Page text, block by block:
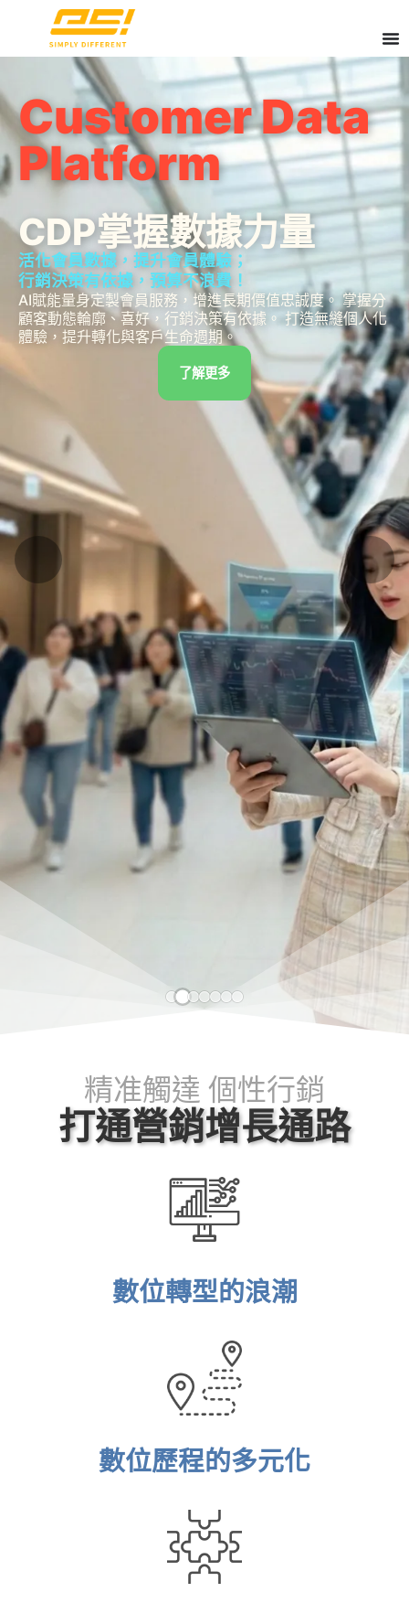
OMO:線上線下整合行銷
方案
串連門市、LINE OA與電商，讓流
量到店、成交在線上線下同步發生
立刻了解
Customer Data
Platform
CDP掌握數據力量
活化會員數據，提升會員體驗；
行銷決策有依據，預算不浪費！
AI賦能量身定製會員服務，增進長期價值忠誠度。 掌握分
顧客動態輪廓、喜好，行銷決策有依據。 打造無縫個人化
體驗，提升轉化與客戶生命週期。
了解更多
全方位的LINE 行銷解決
方案
透過LINE官方帳號的個
人化互動，打造集客、
引流、轉換的流量池
提供訪客綁定、個人化訊息發送
透過手機、Email可綁定已知會員，能夠更
快掌握訪客狀態來發送相關個人化訊息
完整標籤管理機制、精細追蹤
AIM提供了完整且精細的標籤管理機制，除
了透過LINE訊息點擊、活動自動貼標之外，
手機號碼發送
PNP
只需要知道好友的手機號碼，即可透過LINE
發送PNP通知訊息(不包含行銷訊息)
多元活動 + 派獎機制組合
AIM提供數套LINE活動引擎，上傳圖片和簡
合多種派獎機制，提升活動觸及效益
更多行銷科技介紹
了解詳情
精准觸達 個性行銷
打通營銷增長通路
數位轉型的浪潮
數位歷程的多元化